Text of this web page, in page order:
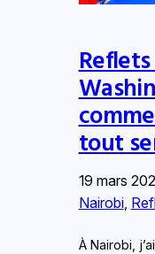
tout
19 mars
Nairobi,
À Nairobi,